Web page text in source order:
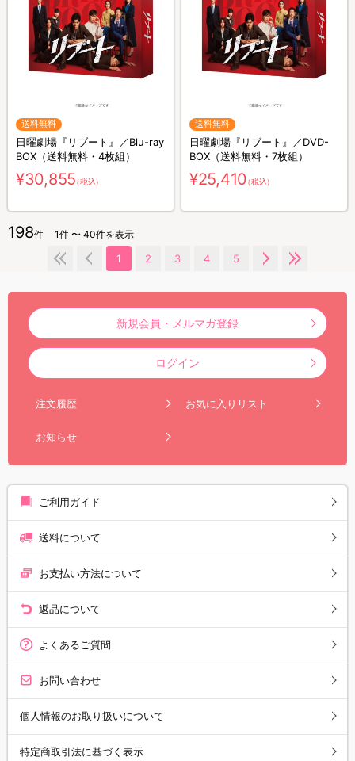
送料無料
日曜劇場『リブート』／Blu-ray
BOX（送料無料・4枚組）
¥30,855（税込）
送料無料
日曜劇場『リブート』／DVD-
BOX（送料無料・7枚組）
¥25,410（税込）
198件 1件 〜 40件を表示
1 2 3 4 5
新規会員・メルマガ登録
ログイン
注文履歴 お気に入りリスト
お知らせ
ご利用ガイド
送料について
お支払い方法について
返品について
よくあるご質問
お問い合わせ
個人情報のお取り扱いについて
特定商取引法に基づく表示